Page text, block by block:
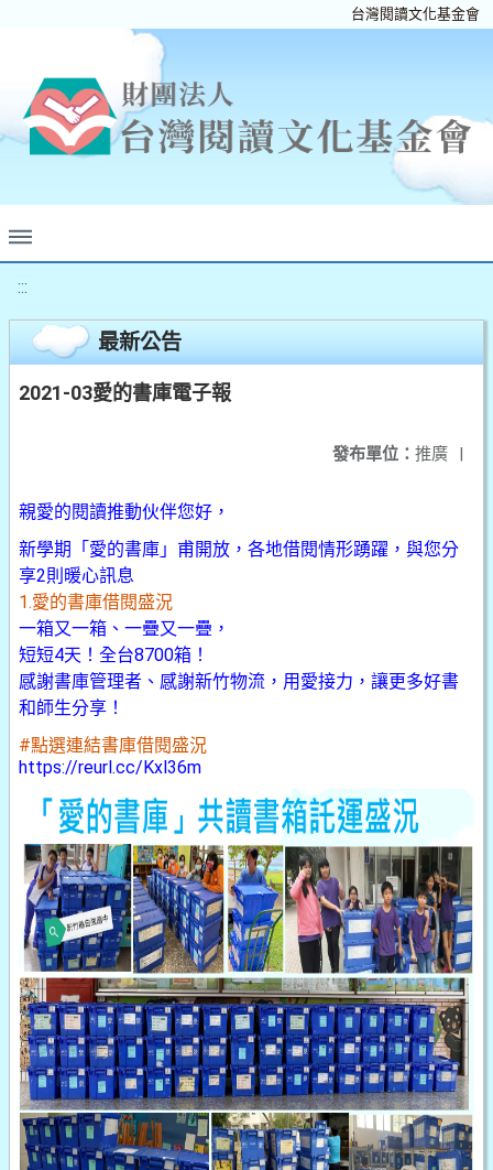
台灣閱讀文化基金會
:::
最新公告
2021-03愛的書庫電子報
發布單位： 推廣 |
親愛的閱讀推動伙伴您好，
新學期「愛的書庫」甫開放，各地借閱情形踴躍，與您分
享2則暖心訊息
1.愛的書庫借閱盛況
一箱又一箱、一疊又一疊，
短短4天！全台8700箱！
感謝書庫管理者、感謝新竹物流，用愛接力，讓更多好書
和師生分享！
#點選連結書庫借閱盛況
https://reurl.cc/Kxl36m